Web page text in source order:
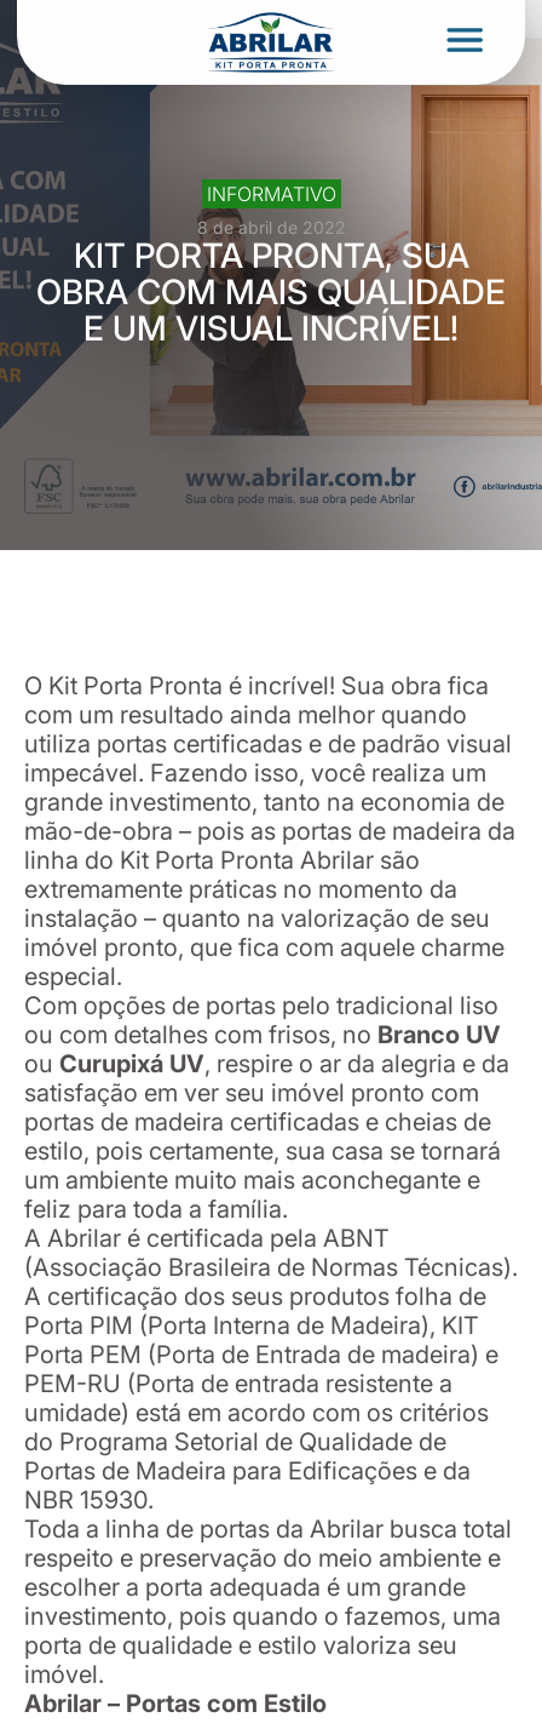
INFORMATIVO
8 de abril de 2022
KIT PORTA PRONTA, SUA
OBRA COM MAIS QUALIDADE
E UM VISUAL INCRÍVEL!
O Kit Porta Pronta é incrível! Sua obra fica
com um resultado ainda melhor quando
utiliza portas certificadas e de padrão visual
impecável. Fazendo isso, você realiza um
grande investimento, tanto na economia de
mão-de-obra – pois as portas de madeira da
linha do Kit Porta Pronta Abrilar são
extremamente práticas no momento da
instalação – quanto na valorização de seu
imóvel pronto, que fica com aquele charme
especial.
Com opções de portas pelo tradicional liso
ou com detalhes com frisos, no Branco UV
ou Curupixá UV, respire o ar da alegria e da
satisfação em ver seu imóvel pronto com
portas de madeira certificadas e cheias de
estilo, pois certamente, sua casa se tornará
um ambiente muito mais aconchegante e
feliz para toda a família.
A Abrilar é certificada pela ABNT
(Associação Brasileira de Normas Técnicas).
A certificação dos seus produtos folha de
Porta PIM (Porta Interna de Madeira), KIT
Porta PEM (Porta de Entrada de madeira) e
PEM-RU (Porta de entrada resistente a
umidade) está em acordo com os critérios
do Programa Setorial de Qualidade de
Portas de Madeira para Edificações e da
NBR 15930.
Toda a linha de portas da Abrilar busca total
respeito e preservação do meio ambiente e
escolher a porta adequada é um grande
investimento, pois quando o fazemos, uma
porta de qualidade e estilo valoriza seu
imóvel.
Abrilar – Portas com Estilo